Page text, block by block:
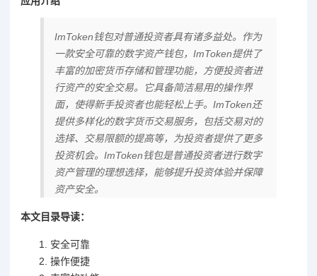
ImToken钱包对普通投资者具有诸多益处。作为
一款安全可靠的数字资产钱包，ImToken提供了
丰富的加密货币存储和管理功能，方便投资者进
行资产的安全交易。它具备简洁易用的操作界
面，使得新手投资者也能轻松上手。ImToken还
提供多样化的数字货币交易服务，包括交易对的
选择、交易限额的提高等，为投资者提供了更多
投资机会。ImToken钱包是普通投资者进行数字
资产管理的理想选择，能够提升投资体验并保障
资产安全。
本文目录导读：
安全可靠
操作便捷